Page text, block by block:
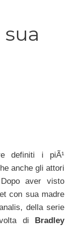
definiti i piÃ¹
anche gli attori
aver visto
con sua madre
della serie
di
Bradley